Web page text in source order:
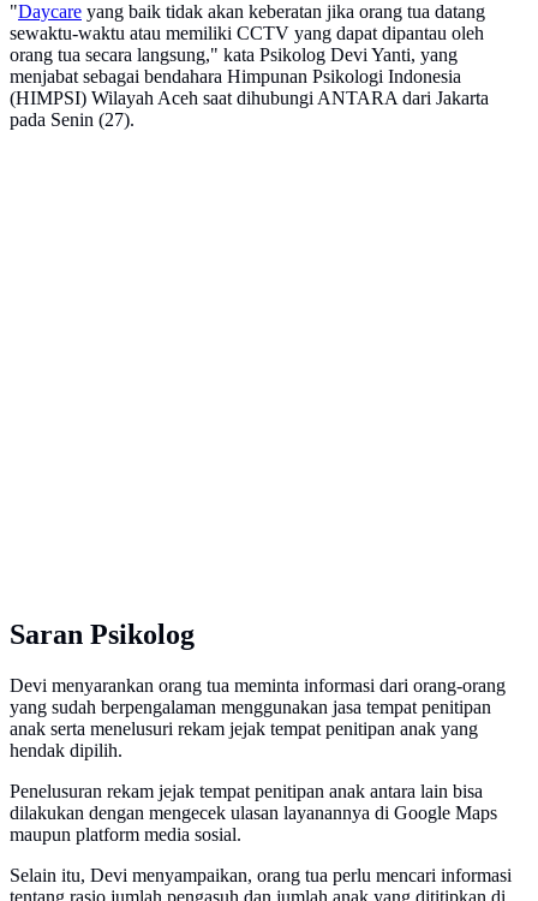
"Daycare yang baik tidak akan keberatan jika orang tua datang
sewaktu-waktu atau memiliki CCTV yang dapat dipantau oleh
orang tua secara langsung," kata Psikolog Devi Yanti, yang
menjabat sebagai bendahara Himpunan Psikologi Indonesia
(HIMPSI) Wilayah Aceh saat dihubungi ANTARA dari Jakarta
pada Senin (27).
Saran Psikolog
Devi menyarankan orang tua meminta informasi dari orang-orang
yang sudah berpengalaman menggunakan jasa tempat penitipan
anak serta menelusuri rekam jejak tempat penitipan anak yang
hendak dipilih.
Penelusuran rekam jejak tempat penitipan anak antara lain bisa
dilakukan dengan mengecek ulasan layanannya di Google Maps
maupun platform media sosial.
Selain itu, Devi menyampaikan, orang tua perlu mencari informasi